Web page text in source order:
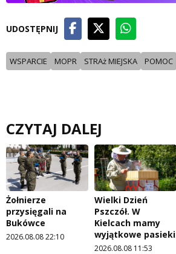
UDOSTĘPNIJ
WSPARCIE MOPR STRAż MIEJSKA POMOC
CZYTAJ DALEJ
Żołnierze
przysięgali na
Bukówce
2026.08.08 22:10
Wielki Dzień
Pszczół. W
Kielcach mamy
wyjątkowe pasieki
2026.08.08 11:53